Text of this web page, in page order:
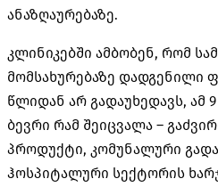
ანაზღაურებაზე.
კლინიკებში ამბობენ, რომ
მომსახურებაზე დადგენილი
წლიდან არ გადაუხედავს, ამ
ბევრი რამ შეიცვალა –
პროდუქტი, კომუნალური
ჰოსპიტალური სექტორის